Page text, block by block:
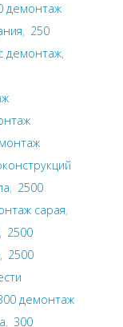
демонтаж
, 250
демонтаж,
, 2500
сарая,
, 2500
, 2500
демонтаж
, 300